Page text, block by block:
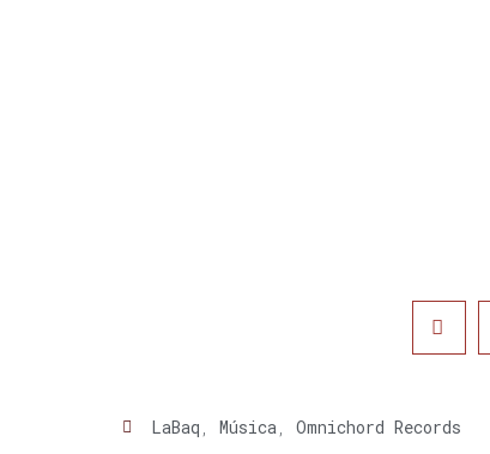
LaBaq , Música, Omnichord Records